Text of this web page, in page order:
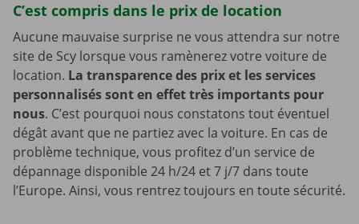
C’est compris dans le prix de location
Aucune mauvaise surprise ne vous attendra sur notre
site de Scy lorsque vous ramènerez votre voiture de
location. La transparence des prix et les services
personnalisés sont en effet très importants pour
nous. C’est pourquoi nous constatons tout éventuel
dégât avant que ne partiez avec la voiture. En cas de
problème technique, vous profitez d’un service de
dépannage disponible 24 h/24 et 7 j/7 dans toute
l’Europe. Ainsi, vous rentrez toujours en toute sécurité.